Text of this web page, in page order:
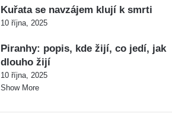
Kuřata se navzájem klují k smrti
10 října, 2025
Piranhy: popis, kde žijí, co jedí, jak
dlouho žijí
10 října, 2025
Show More